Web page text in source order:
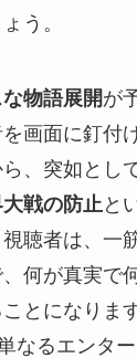
う。
物語展開が
画面に釘付
、突如とし
戦の防止 と
聴者は、一
何が真実で
とになりま
なるエンタ